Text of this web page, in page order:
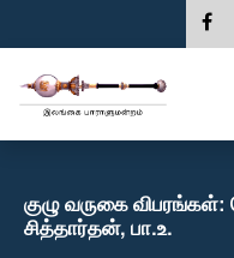
குழு வருகை
சித்தார்தன், பா.உ.